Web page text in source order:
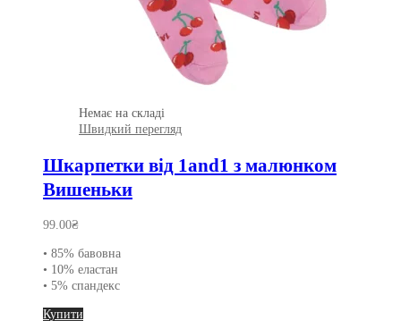
Немає на складі
Швидкий перегляд
Шкарпетки від 1and1 з малюнком
Вишеньки
99.00₴
• 85% бавовна
• 10% еластан
• 5% спандекс
Купити